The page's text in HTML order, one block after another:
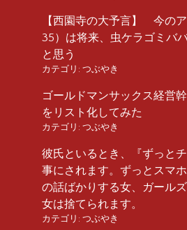
【西園寺の大予言】 今の
35）は将来、虫ケラゴミバ
と思う
カテゴリ: つぶやき
ゴールドマンサックス経営
をリスト化してみた
カテゴリ: つぶやき
彼氏といるとき、『ずっと
事にされます。ずっとスマ
の話ばかりする女、ガール
女は捨てられます。
カテゴリ: つぶやき